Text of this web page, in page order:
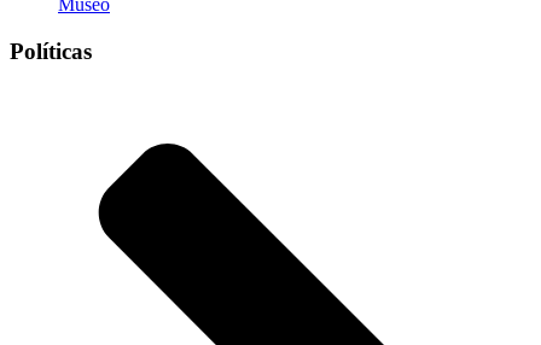
Museo
Políticas